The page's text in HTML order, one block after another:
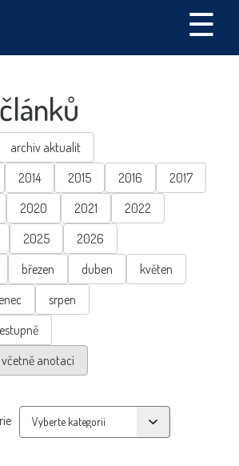
☰
archiv aktualit
2014 2015 2016
2017
2020 2021
2022
2025
2026
březen duben
květen
srpen
včetně anotací